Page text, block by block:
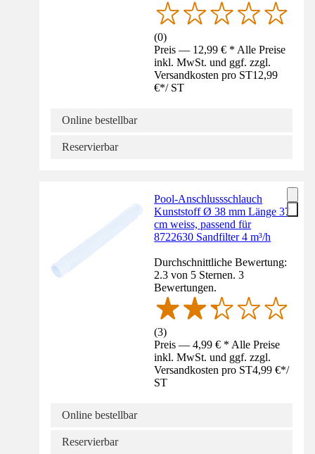
(0)
Preis — 12,99 € * Alle Preise
inkl. MwSt. und ggf. zzgl.
Versandkosten pro ST12,99
€*/ ST
Online bestellbar
Reservierbar
Pool-Anschlussschlauch
Kunststoff Ø 38 mm Länge 37
cm weiss, passend für
8722630 Sandfilter 4 m³/h
Durchschnittliche Bewertung:
2.3 von 5 Sternen. 3
Bewertungen.
(3)
Preis — 4,99 € * Alle Preise
inkl. MwSt. und ggf. zzgl.
Versandkosten pro ST4,99 €*/
ST
Online bestellbar
Reservierbar